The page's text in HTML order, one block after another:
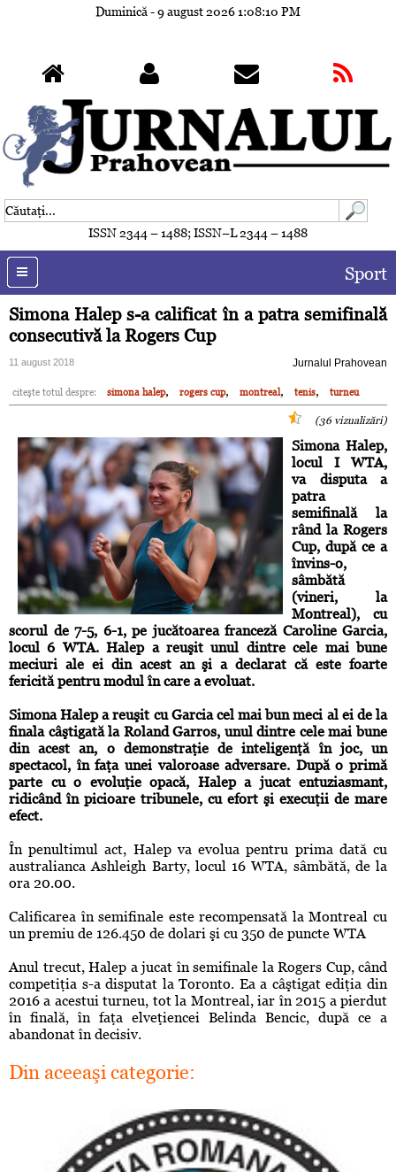
Duminică - 9 august 20261:08:13 PM
ISSN 2344 – 1488; ISSN–L 2344 – 1488
Sport
Simona Halep s-a calificat în a patra semifinală
consecutivă la Rogers Cup
11 august 2018 Jurnalul Prahovean
citeşte totul despre: simona halep, rogers cup, montreal, tenis, turneu
(36 vizualizări)
Simona Halep,
locul I WTA,
va disputa a
patra
semifinală la
rând la Rogers
Cup, după ce a
învins-o,
sâmbătă
(vineri, la
Montreal), cu
scorul de 7-5, 6-1, pe jucătoarea franceză Caroline Garcia,
locul 6 WTA. Halep a reuşit unul dintre cele mai bune
meciuri ale ei din acest an şi a declarat că este foarte
fericită pentru modul în care a evoluat.
Simona Halep a reuşit cu Garcia cel mai bun meci al ei de la
finala câştigată la Roland Garros, unul dintre cele mai bune
din acest an, o demonstraţie de inteligenţă în joc, un
spectacol, în faţa unei valoroase adversare. După o primă
parte cu o evoluţie opacă, Halep a jucat entuziasmant,
ridicând în picioare tribunele, cu efort şi execuţii de mare
efect.
În penultimul act, Halep va evolua pentru prima dată cu
australianca Ashleigh Barty, locul 16 WTA, sâmbătă, de la
ora 20.00.
Calificarea în semifinale este recompensată la Montreal cu
un premiu de 126.450 de dolari şi cu 350 de puncte WTA
Anul trecut, Halep a jucat în semifinale la Rogers Cup, când
competiţia s-a disputat la Toronto. Ea a câştigat ediţia din
2016 a acestui turneu, tot la Montreal, iar în 2015 a pierdut
în finală, în faţa elveţiencei Belinda Bencic, după ce a
abandonat în decisiv.
Din aceeaşi categorie: